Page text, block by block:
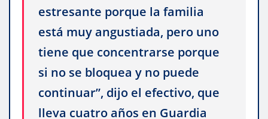
estresante porque la familia
está muy angustiada, pero uno
tiene que concentrarse porque
si no se bloquea y no puede
continuar”, dijo el efectivo, que
lleva cuatro años en Guardia